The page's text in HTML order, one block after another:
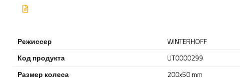
Режиссер
WINTERHOFF
Код продукта
UT0000299
Размер колеса
200x50 mm